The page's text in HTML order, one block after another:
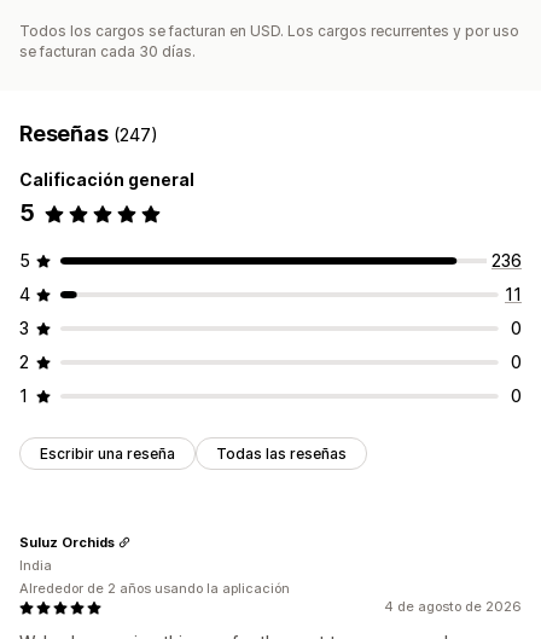
Todos los cargos se facturan en USD. Los cargos recurrentes y por uso
se facturan cada 30 días.
Reseñas (247)
Calificación general
5
5
236
4
11
3
0
2
0
1
0
Escribir una reseña Todas las reseñas
4 de agosto de 2026
Suluz Orchids
India
Alrededor de 2 años usando la aplicación